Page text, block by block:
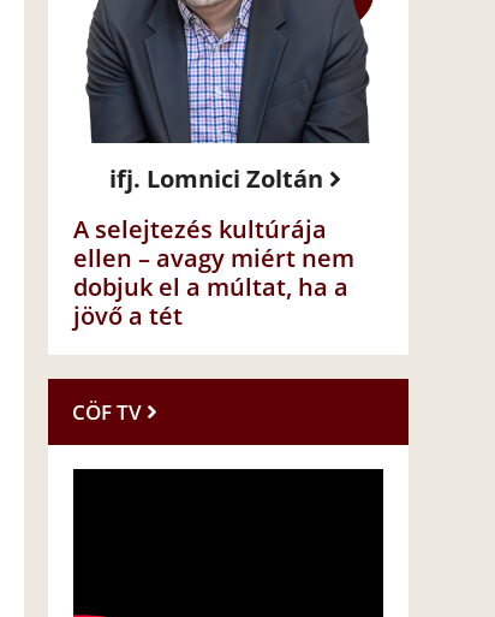
ifj. Lomnici Zoltán
A selejtezés kultúrája
ellen – avagy miért nem
dobjuk el a múltat, ha a
jövő a tét
CÖF TV